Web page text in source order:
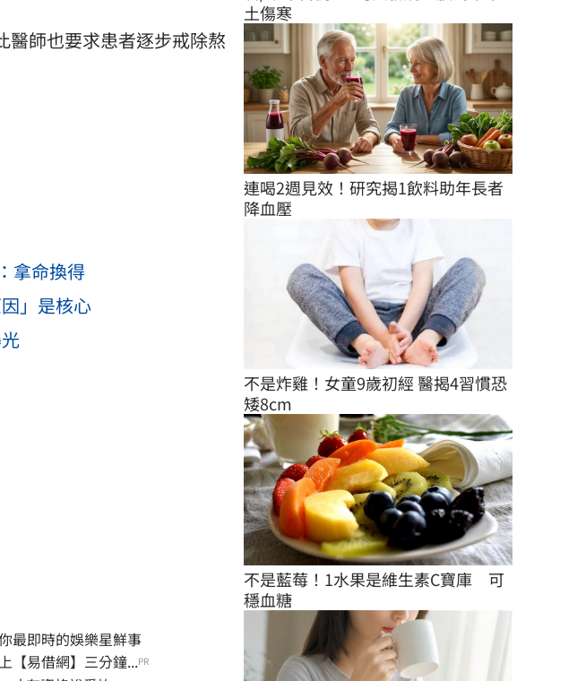
醫師也要求患者逐步戒除熬
拿命換得
」是核心
最即時的娛樂星鮮事
【易借網】三分鐘...PR
土傷寒
連喝2週見效！研究揭1飲料助年長者
降血壓
不是炸雞！女童9歲初經 醫揭4習慣恐
矮8cm
不是藍莓！1水果是維生素C寶庫　可
穩血糖